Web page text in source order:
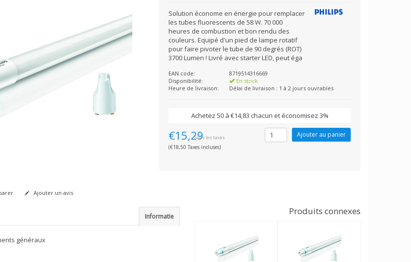
Solution économe en énergie pour remplacer
les tubes fluorescents de 58 W. 70 000
heures de combustion et bon rendu des
couleurs. Equipé d'un pied de lampe rotatif
pour faire pivoter le tube de 90 degrés (ROT)
3700 Lumen ! Livré avec starter LED, peut éga
EAN code:
8719514316669
Disponibilité:
En stock
Heure de livraison:
Délai de livraison : 1 à 2 jours ouvrables
Achetez 50 à €14,83 chacun et économisez 3%
€15,29Sans les taxes
(€18,50 Taxes incluses)
Ajouter un avis
Informatie
généraux
Produits connexes